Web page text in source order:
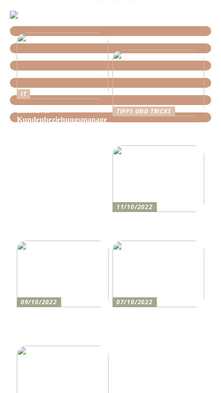
IT
Kundenbeziehungsmanage
TIPPS UND TRICKS
11/10/2022
09/10/2022
07/10/2022